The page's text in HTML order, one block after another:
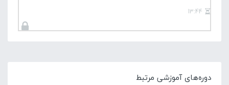
13:44
دوره‌های آموزشی مرتبط